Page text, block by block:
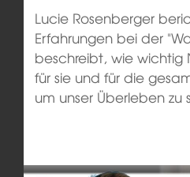
Lucie Rosenberger
Erfahrungen bei der
beschreibt, wie
für sie und für die
um unser Überleben zu